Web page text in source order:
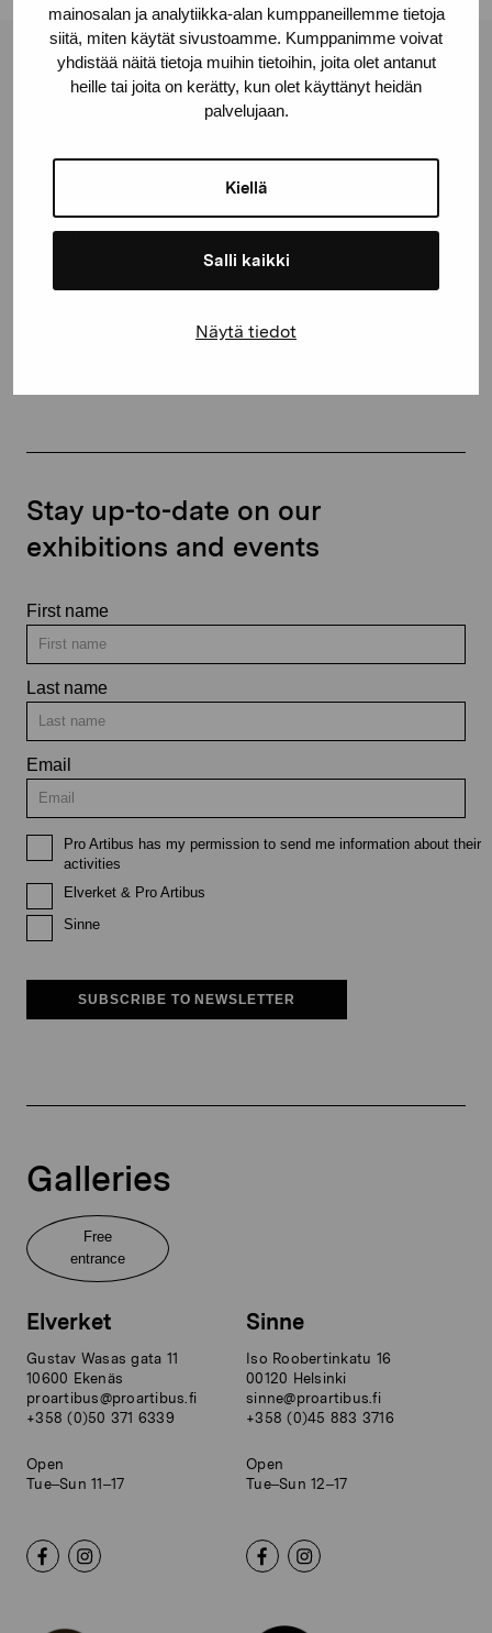
mainosalan ja analytiikka-alan kumppaneillemme tietoja
siitä, miten käytät sivustoamme. Kumppanimme voivat
yhdistää näitä tietoja muihin tietoihin, joita olet antanut
heille tai joita on kerätty, kun olet käyttänyt heidän
palvelujaan.
Kiellä
Salli kaikki
Näytä tiedot
Pro Artibus Foundation
+358 (0)50 371 6339
Stay up-to-date on our
exhibitions and events
First name
Last name
Email
Pro Artibus has my permission to send me information about their
activities
Elverket & Pro Artibus
Sinne
SUBSCRIBE TO NEWSLETTER
Galleries
Free
entrance
Elverket
Gustav Wasas gata 11
10600 Ekenäs
proartibus@proartibus.fi
+358 (0)50 371 6339
Open
Tue–Sun 11–17
Sinne
Iso Roobertinkatu 16
00120 Helsinki
sinne@proartibus.fi
+358 (0)45 883 3716
Open
Tue–Sun 12–17